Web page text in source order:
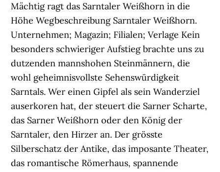
Mächtig ragt das Sarntaler Weißhorn in die
Höhe Wegbeschreibung Sarntaler Weißhorn.
Unternehmen; Magazin; Filialen; Verlage Kein
besonders schwieriger Aufstieg brachte uns zu
dutzenden mannshohen Steinmännern, die
wohl geheimnisvollste Sehenswürdigkeit
Sarntals. Wer einen Gipfel als sein Wanderziel
auserkoren hat, der steuert die Sarner Scharte,
das Sarner Weißhorn oder den König der
Sarntaler, den Hirzer an. Der grösste
Silberschatz der Antike, das imposante Theater,
das romantische Römerhaus, spannende